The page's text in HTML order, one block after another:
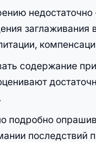
недостаточно
содержание
подробно